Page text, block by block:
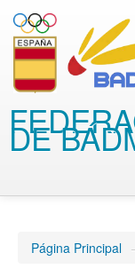
DE
Página Principal